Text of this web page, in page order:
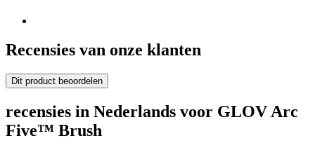
Recensies van onze klanten
Dit product beoordelen
recensies in Nederlands voor GLOV Arc
Five™ Brush